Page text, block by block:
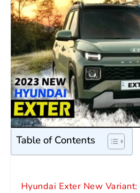
Table of Contents
Hyundai Exter New Variant: